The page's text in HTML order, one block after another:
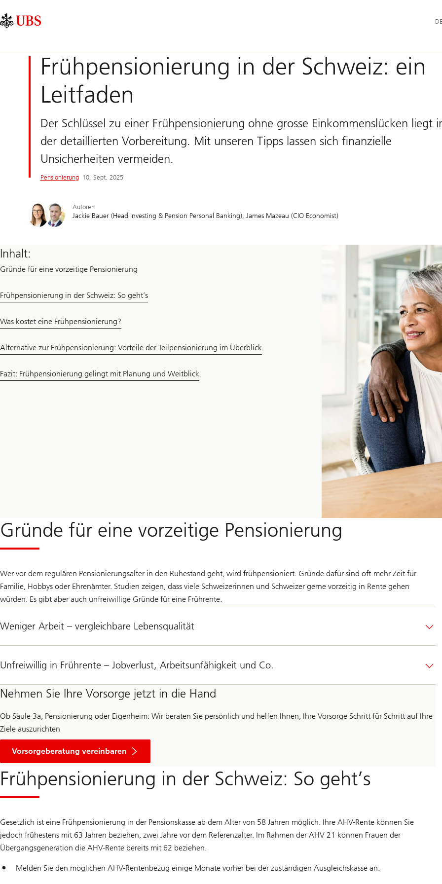
Area
Frühpensionierung in der Schweiz: ein
Leitfaden
Der Schlüssel zu einer Frühpensionierung ohne grosse Einkommenslücken liegt
der detaillierten Vorbereitung. Mit unseren Tipps lassen sich finanzielle
Unsicherheiten vermeiden.
Pensionierung 10. Sept. 2025
Autoren
Jackie Bauer (Head Investing & Pension Personal Banking) James Mazeau (CIO Economist)
Inhalt:
Gründe für eine vorzeitige Pensionierung
Frühpensionierung in der Schweiz: So geht’s
Was kostet eine Frühpensionierung?
Alternative zur Frühpensionierung: Vorteile der Teilpensionierung im Überblick
Fazit: Frühpensionierung gelingt mit Planung und Weitblick
Gründe für eine vorzeitige Pensionierung
Wer vor dem regulären Pensionierungsalter in den Ruhestand geht, wird frühpensioniert. Gründe dafür sind oft mehr Zeit für
Familie, Hobbys oder Ehrenämter. Studien zeigen, dass viele Schweizerinnen und Schweizer gerne vorzeitig in Rente gehen
würden. Es gibt aber auch unfreiwillige Gründe für eine Frührente.
Weniger Arbeit – vergleichbare Lebensqualität
Unfreiwillig in Frührente – Jobverlust, Arbeitsunfähigkeit und Co.
Nehmen Sie Ihre Vorsorge jetzt in die Hand
Ob Säule 3a, Pensionierung oder Eigenheim: Wir beraten Sie persönlich und helfen Ihnen, Ihre Vorsorge Schritt für Schritt auf Ihre
Ziele auszurichten
Vorsorgeberatung vereinbaren
Frühpensionierung in der Schweiz: So geht’s
Gesetzlich ist eine Frühpensionierung in der Pensionskasse ab dem Alter von 58 Jahren möglich. Ihre AHV-Rente können Sie
jedoch frühestens mit 63 Jahren beziehen, zwei Jahre vor dem Referenzalter. Im Rahmen der AHV 21 können Frauen der
Übergangsgeneration die AHV-Rente bereits mit 62 beziehen.
Melden Sie den möglichen AHV-Rentenbezug einige Monate vorher bei der zuständigen Ausgleichskasse an.